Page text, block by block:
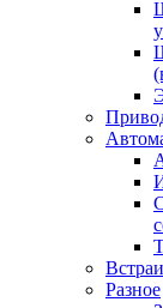
Разное